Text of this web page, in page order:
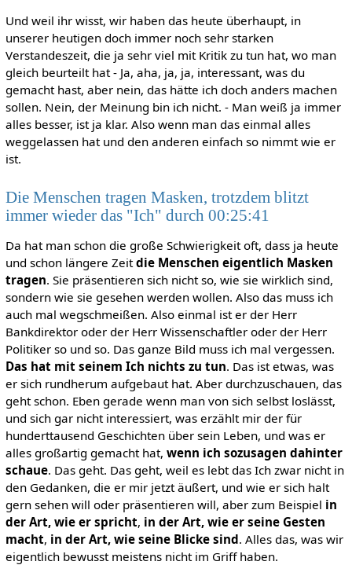
Und weil ihr wisst, wir haben das heute überhaupt, in
unserer heutigen doch immer noch sehr starken
Verstandeszeit, die ja sehr viel mit Kritik zu tun hat, wo man
gleich beurteilt hat - Ja, aha, ja, ja, interessant, was du
gemacht hast, aber nein, das hätte ich doch anders machen
sollen. Nein, der Meinung bin ich nicht. - Man weiß ja immer
alles besser, ist ja klar. Also wenn man das einmal alles
weggelassen hat und den anderen einfach so nimmt wie er
ist.
Die Menschen tragen Masken, trotzdem blitzt
immer wieder das "Ich" durch 00:25:41
Da hat man schon die große Schwierigkeit oft, dass ja heute
und schon längere Zeitdie Menschen eigentlich Masken
tragen. Sie präsentieren sich nicht so, wie sie wirklich sind,
sondern wie sie gesehen werden wollen. Also das muss ich
auch mal wegschmeißen. Also einmal ist er der Herr
Bankdirektor oder der Herr Wissenschaftler oder der Herr
Politiker so und so. Das ganze Bild muss ich mal vergessen.
Das hat mit seinem Ich nichts zu tun. Das ist etwas, was
er sich rundherum aufgebaut hat. Aber durchzuschauen, das
geht schon. Eben gerade wenn man von sich selbst loslässt,
und sich gar nicht interessiert, was erzählt mir der für
hunderttausend Geschichten über sein Leben, und was er
alles großartig gemacht hat, wenn ich sozusagen dahinter
schaue. Das geht. Das geht, weil es lebt das Ich zwar nicht in
den Gedanken, die er mir jetzt äußert, und wie er sich halt
gern sehen will oder präsentieren will, aber zum Beispiel in
der Art, wie er spricht, in der Art, wie er seine Gesten
macht, in der Art, wie seine Blicke sind. Alles das, was wir
eigentlich bewusst meistens nicht im Griff haben.